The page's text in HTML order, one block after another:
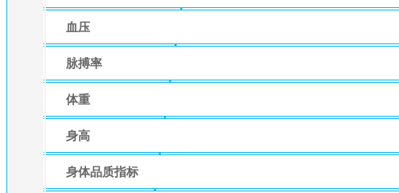
血压
脉搏率
体重
身高
身体品质指标